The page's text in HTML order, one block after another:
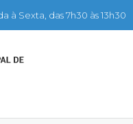
Sexta, das 7h30 às 13h30